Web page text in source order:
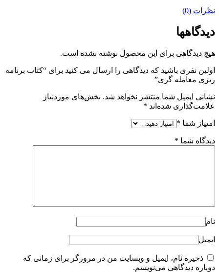
نظرات (0)
دیدگاهها
هیچ دیدگاهی برای این محصول نوشته نشده است.
اولین نفری باشید که دیدگاهی را ارسال می کنید برای “کتاب برنامه
ریزی معامله گری”
نشانی ایمیل شما منتشر نخواهد شد. بخش‌های موردنیاز
علامت‌گذاری شده‌اند *
امتیاز شما *
دیدگاه شما *
نام
ایمیل
ذخیره نام، ایمیل و وبسایت من در مرورگر برای زمانی که
دوباره دیدگاهی می‌نویسم.